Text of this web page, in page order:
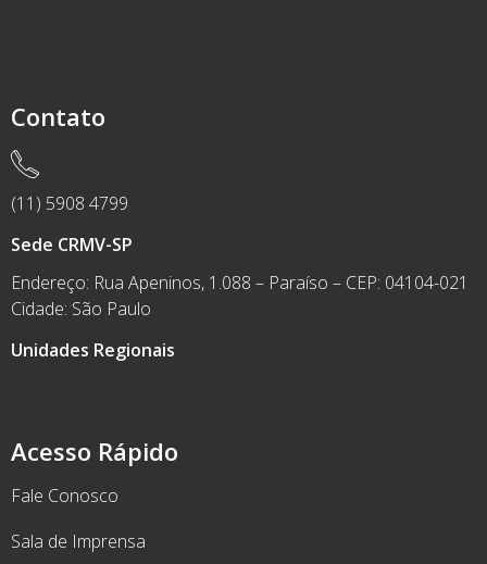
Acesso Rápido
Fale Conosco
Sala de Imprensa
Contato
(11) 5908 4799
Sede CRMV-SP
Endereço: Rua Apeninos, 1.088 – Paraíso – CEP: 04104-021
Cidade: São Paulo
Unidades Regionais